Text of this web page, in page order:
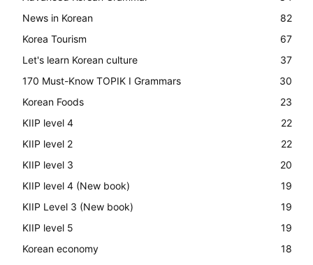
News in Korean
82
Korea Tourism
67
Let's learn Korean culture
37
170 Must-Know TOPIK I Grammars
30
Korean Foods
23
KIIP level 4
22
KIIP level 2
22
KIIP level 3
20
KIIP level 4 (New book)
19
KIIP Level 3 (New book)
19
KIIP level 5
19
Korean economy
18